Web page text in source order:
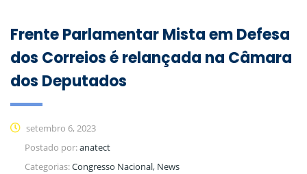
Frente Parlamentar Mista em Defesa
dos Correios é relançada na Câmara
dos Deputados
setembro 6, 2023
Postado por:anatect
Categorias:Congresso Nacional, News